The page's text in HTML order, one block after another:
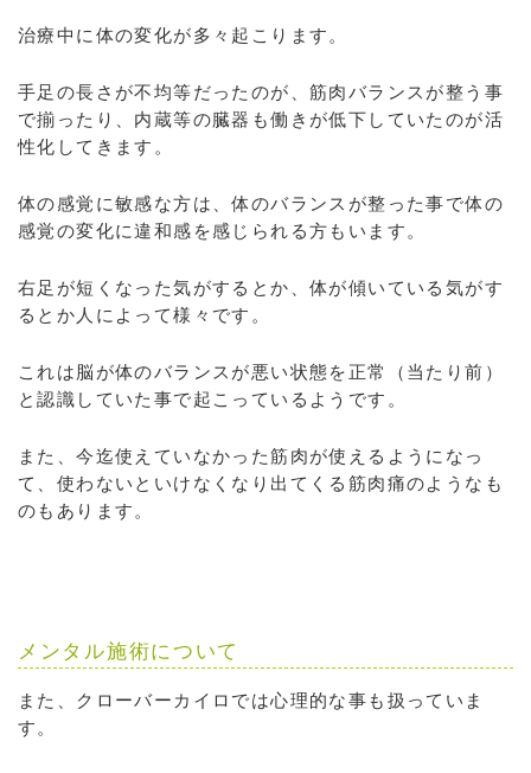
治療中に体の変化が多々起こります。
手足の長さが不均等だったのが、筋肉バランスが整う事
で揃ったり、内蔵等の臓器も働きが低下していたのが活
性化してきます。
体の感覚に敏感な方は、体のバランスが整った事で体の
感覚の変化に違和感を感じられる方もいます。
右足が短くなった気がするとか、体が傾いている気がす
るとか人によって様々です。
これは脳が体のバランスが悪い状態を正常（当たり前）
と認識していた事で起こっているようです。
また、今迄使えていなかった筋肉が使えるようになっ
て、使わないといけなくなり出てくる筋肉痛のようなも
のもあります。
メンタル施術について
また、クローバーカイロでは心理的な事も扱っていま
す。